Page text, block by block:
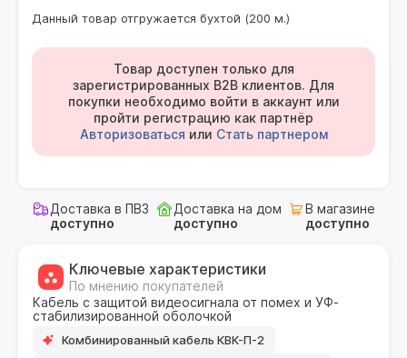
Данный товар отгружается бухтой (200 м.)
Товар доступен только для
зарегистрированных B2B клиентов. Для
покупки необходимо войти в аккаунт или
пройти регистрацию как партнёр
Авторизоваться или Стать партнером
Доставка в ПВЗ
доступно
Доставка на дом
доступно
В магазине
доступно
Ключевые характеристики
По мнению покупателей
Кабель с защитой видеосигнала от помех и УФ-
стабилизированной оболочкой
Комбинированный кабель КВК-П-2